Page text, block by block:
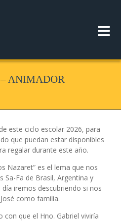
ANIMADOR
este ciclo escolar 2026, para
que puedan estar disponibles
regalar durante este año.
Nazaret” es el lema que nos
Sa-Fa de Brasil, Argentina y
iremos descubriendo si nos
como familia.
que el Hno. Gabriel viviría